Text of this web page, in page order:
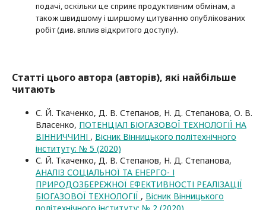
подачі, оскільки це сприяє продуктивним обмінам, а
також швидшому і ширшому цитуванню опубліко­ва­них
робіт (див. вплив відкритого доступу).
Статті цього автора (авторів), які найбільше
читають
С. Й. Ткаченко, Д. В. Степанов, Н. Д. Степанова, О. В.
Власенко, ПОТЕНЦІАЛ БІОГАЗОВОЇ ТЕХНОЛОГІЇ НА
ВІННИЧЧИНІ , Вісник Вінницького політехнічного
інституту: № 5 (2020)
С. Й. Ткаченко, Д. В. Степанов, Н. Д. Степанова,
АНАЛІЗ СОЦІАЛЬНОЇ ТА ЕНЕРГО- І
ПРИРОДОЗБЕРЕЖНОЇ ЕФЕКТИВНОСТІ РЕАЛІЗАЦІЇ
БІОГАЗОВОЇ ТЕХНОЛОГІЇ , Вісник Вінницького